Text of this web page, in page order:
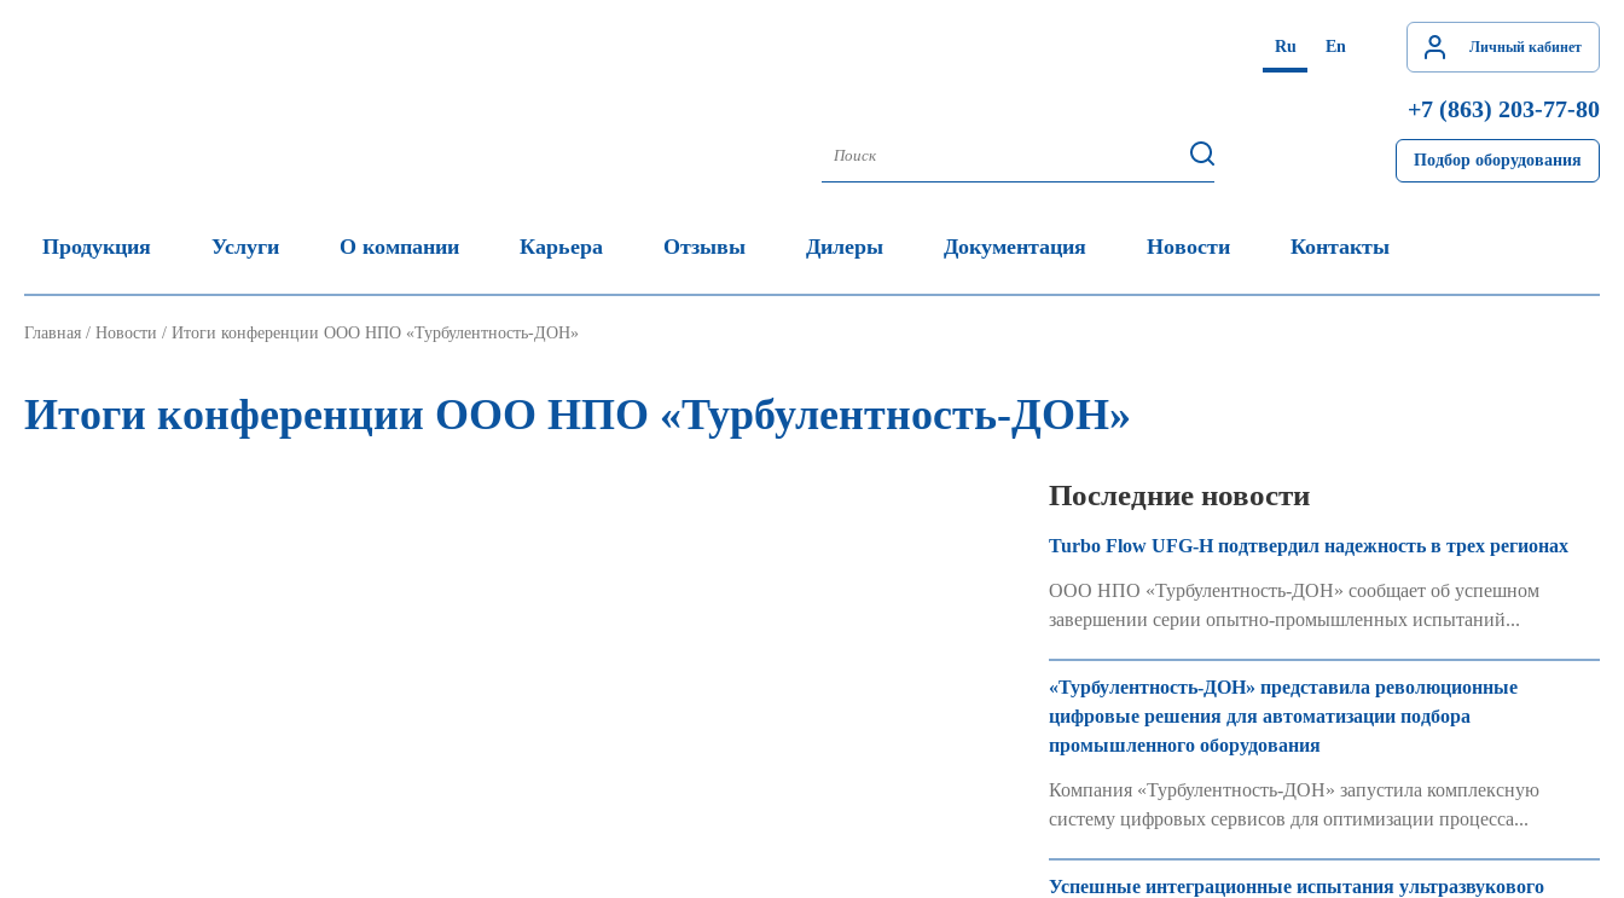
Ru En Личный кабинет
+7 (863) 203-77-80
Подбор оборудования
Продукция Услуги О компании Карьера Отзывы Дилеры Документация Новости Контакты
Главная / Новости / Итоги конференции ООО НПО «Турбулентность-ДОН»
Итоги конференции ООО НПО «Турбулентность-ДОН»
Последние новости
Turbo Flow UFG-H подтвердил надежность в трех регионах
ООО НПО «Турбулентность-ДОН» сообщает об успешном
завершении серии опытно-промышленных испытаний...
«Турбулентность-ДОН» представила революционные
цифровые решения для автоматизации подбора
промышленного оборудования
Компания «Турбулентность-ДОН» запустила комплексную
систему цифровых сервисов для оптимизации процесса...
Успешные интеграционные испытания ультразвукового